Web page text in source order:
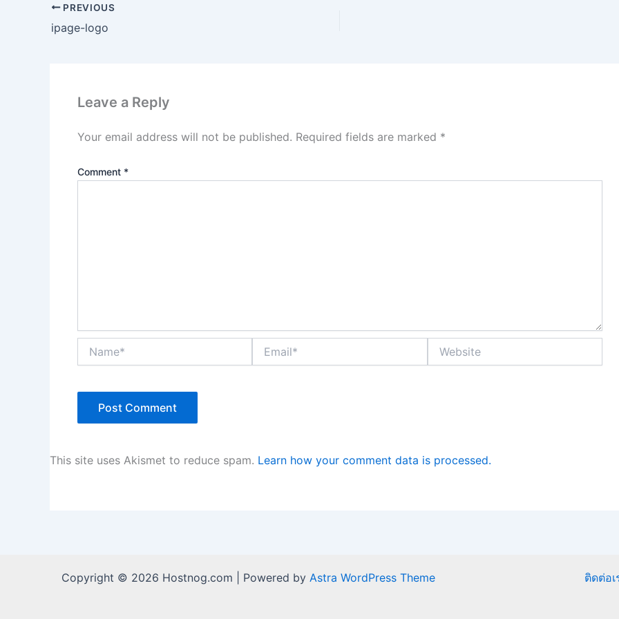
PREVIOUS
ipage-logo
Leave a Reply
Your email address will not be published. Required fields are marked *
Comment *
This site uses Akismet to reduce spam. Learn how your comment data is processed.
Copyright © 2026 Hostnog.com | Powered by Astra WordPress Theme ติดต่อเ